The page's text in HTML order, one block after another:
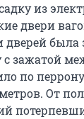
из
двери
дверей была
зажатой
по
От